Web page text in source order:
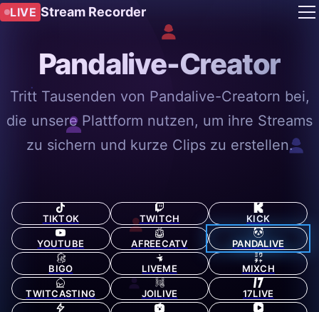
LIVE Stream Recorder
Pandalive-Creator
Tritt Tausenden von Pandalive-Creatorn bei,
die unsere Plattform nutzen, um ihre Streams
zu sichern und kurze Clips zu erstellen.
TIKTOK TWITCH KICK
YOUTUBE AFREECATV PANDALIVE
BIGO LIVEME MIXCH
TWITCASTING JOILIVE 17LIVE